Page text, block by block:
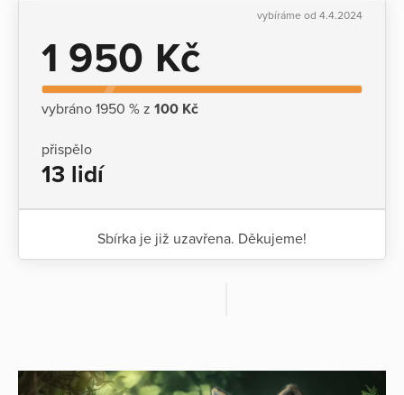
vybíráme od 4.4.2024
1 950 Kč
vybráno 1950 % z 100 Kč
přispělo
13 lidí
Sbírka je již uzavřena. Děkujeme!